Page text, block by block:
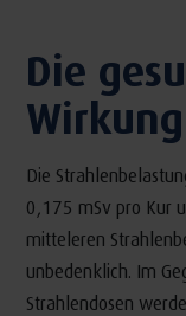
Die
Die
0,175 mSv pro Kur
mitteleren
unbedenklich. Im
Strahlendosen